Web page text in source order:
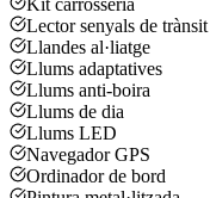
Kit carrosseria
Lector senyals de trànsit
Llandes al·liatge
Llums adaptatives
Llums anti-boira
Llums de dia
Llums LED
Navegador GPS
Ordinador de bord